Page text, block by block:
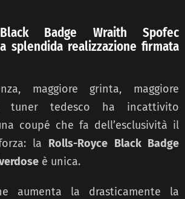
Badge Wraith Spofec
splendida realizzazione firmata
maggiore grinta, maggiore
tuner tedesco ha incattivito
coupé che fa dell’esclusività il
la Rolls-Royce Black Badge
è unica.
aumenta la drasticamente la